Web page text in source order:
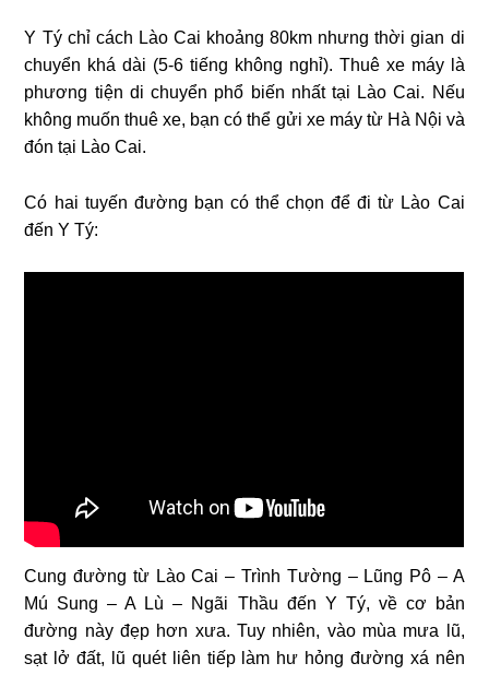
Y Tý chỉ cách Lào Cai khoảng 80km nhưng thời gian di
chuyển khá dài (5-6 tiếng không nghỉ). Thuê xe máy là
phương tiện di chuyển phổ biến nhất tại Lào Cai. Nếu
không muốn thuê xe, bạn có thể gửi xe máy từ Hà Nội và
đón tại Lào Cai.
Có hai tuyến đường bạn có thể chọn để đi từ Lào Cai
đến Y Tý:
Cung đường từ Lào Cai – Trình Tường – Lũng Pô – A
Mú Sung – A Lù – Ngãi Thầu đến Y Tý, về cơ bản
đường này đẹp hơn xưa. Tuy nhiên, vào mùa mưa lũ,
sạt lở đất, lũ quét liên tiếp làm hư hỏng đường xá nên